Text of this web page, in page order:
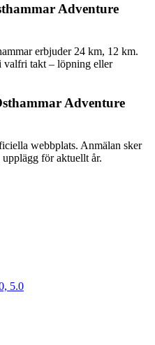
Adventure
erbjuder 24 km, 12 km.
valfri takt – löpning eller
Adventure
webbplats. Anmälan sker
för aktuellt år.
5.0